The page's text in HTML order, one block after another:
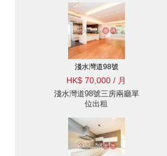
淺水灣道98號
HK$ 70,000 / 月
淺水灣道98號三房兩廳單
位出租